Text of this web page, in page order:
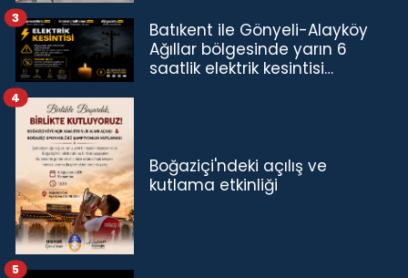
Batıkent ile Gönyeli-Alayköy
Ağıllar bölgesinde yarın 6
saatlik elektrik kesintisi…
3
Boğaziçi'ndeki açılış ve
kutlama etkinliği
4
5